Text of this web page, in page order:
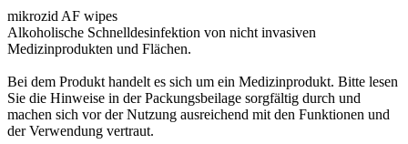
mikrozid AF wipes
Alkoholische Schnelldesinfektion von nicht invasiven
Medizinprodukten und Flächen.
Bei dem Produkt handelt es sich um ein Medizinprodukt. Bitte lesen
Sie die Hinweise in der Packungsbeilage sorgfältig durch und
machen sich vor der Nutzung ausreichend mit den Funktionen und
der Verwendung vertraut.